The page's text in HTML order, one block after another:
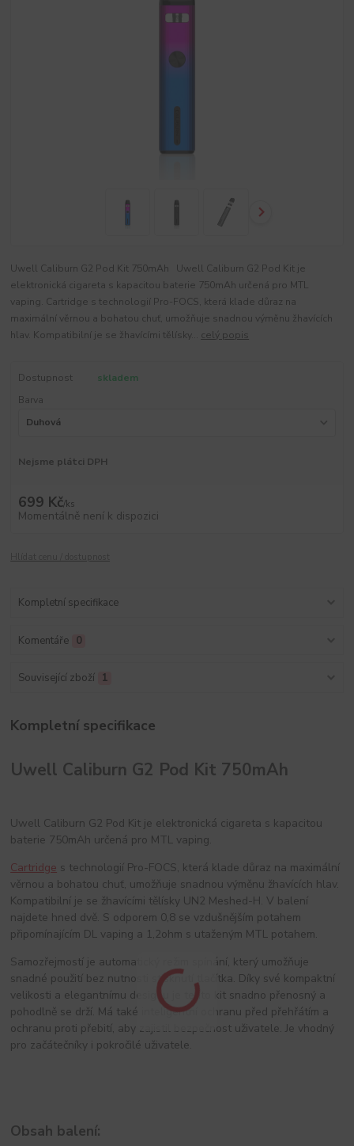
Uwell Caliburn G2 Pod Kit 750mAh Uwell Caliburn G2 Pod Kit je
elektronická cigareta s kapacitou baterie 750mAh určená pro MTL
vaping. Cartridge s technologií Pro-FOCS, která klade důraz na
maximální věrnou a bohatou chuť, umožňuje snadnou výměnu žhavících
hlav. Kompatibilní je se žhavícími tělísky... celý popis
Dostupnost
skladem
Barva
Nejsme plátci DPH
699 Kč/ks
Momentálně není k dispozici
Kompletní specifikace
Komentáře 0
Související zboží 1
Kompletní specifikace
Uwell Caliburn G2 Pod Kit 750mAh
Uwell Caliburn G2 Pod Kit je elektronická cigareta s kapacitou
baterie 750mAh určená pro MTL vaping.
Cartridge s technologií Pro-FOCS, která klade důraz na maximální
věrnou a bohatou chuť, umožňuje snadnou výměnu žhavících hlav.
Kompatibilní je se žhavícími tělísky UN2 Meshed-H. V balení
najdete hned dvě. S odporem 0,8 se vzdušnějším potahem
připomínajícím DL vaping a 1,2ohm s utaženým MTL potahem.
Samozřejmostí je automatický režim spínání, který umožňuje
snadné použití bez nutnosti stisknutí tlačítka. Díky své kompaktní
velikosti a elegantnímu designu je tento kit snadno přenosný a
pohodlně se drží. Má také inteligentní ochranu před přehřátím a
ochranu proti přebití, aby zajistil bezpečnost uživatele. Je vhodný
pro začátečníky i pokročilé uživatele.
Obsah balení: